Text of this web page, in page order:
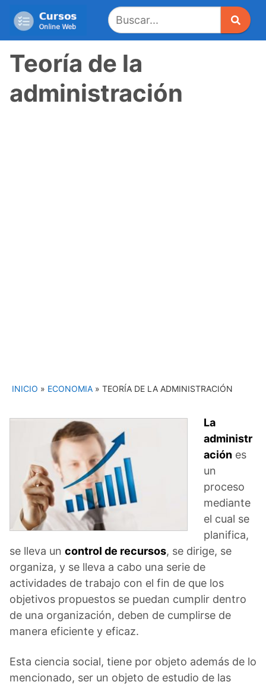
Teoría de la
administración
INICIO » ECONOMIA » TEORÍA DE LA ADMINISTRACIÓN
La
administr
ación es
un
proceso
mediante
el cual se
planifica,
se lleva un control de recursos, se dirige, se
organiza, y se lleva a cabo una serie de
actividades de trabajo con el fin de que los
objetivos propuestos se puedan cumplir dentro
de una organización, deben de cumplirse de
manera eficiente y eficaz.
Esta ciencia social, tiene por objeto además de lo
mencionado, ser un objeto de estudio de las